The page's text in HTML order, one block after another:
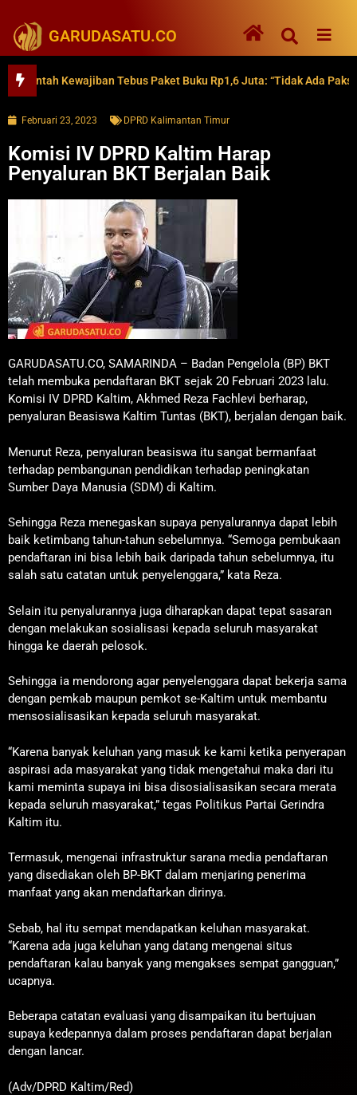
GARUDASATU.CO
Kewajiban Tebus Paket Buku Rp1,6 Juta: “Tidak Ada Paksaan”
Februari 23, 2023 DPRD Kalimantan Timur
Komisi IV DPRD Kaltim Harap
Penyaluran BKT Berjalan Baik
GARUDASATU.CO, SAMARINDA – Badan Pengelola (BP) BKT
telah membuka pendaftaran BKT sejak 20 Februari 2023 lalu.
Komisi IV DPRD Kaltim, Akhmed Reza Fachlevi berharap,
penyaluran Beasiswa Kaltim Tuntas (BKT), berjalan dengan baik.
Menurut Reza, penyaluran beasiswa itu sangat bermanfaat
terhadap pembangunan pendidikan terhadap peningkatan
Sumber Daya Manusia (SDM) di Kaltim.
Sehingga Reza menegaskan supaya penyalurannya dapat lebih
baik ketimbang tahun-tahun sebelumnya. “Semoga pembukaan
pendaftaran ini bisa lebih baik daripada tahun sebelumnya, itu
salah satu catatan untuk penyelenggara,” kata Reza.
Selain itu penyalurannya juga diharapkan dapat tepat sasaran
dengan melakukan sosialisasi kepada seluruh masyarakat
hingga ke daerah pelosok.
Sehingga ia mendorong agar penyelenggara dapat bekerja sama
dengan pemkab maupun pemkot se-Kaltim untuk membantu
mensosialisasikan kepada seluruh masyarakat.
“Karena banyak keluhan yang masuk ke kami ketika penyerapan
aspirasi ada masyarakat yang tidak mengetahui maka dari itu
kami meminta supaya ini bisa disosialisasikan secara merata
kepada seluruh masyarakat,” tegas Politikus Partai Gerindra
Kaltim itu.
Termasuk, mengenai infrastruktur sarana media pendaftaran
yang disediakan oleh BP-BKT dalam menjaring penerima
manfaat yang akan mendaftarkan dirinya.
Sebab, hal itu sempat mendapatkan keluhan masyarakat.
“Karena ada juga keluhan yang datang mengenai situs
pendaftaran kalau banyak yang mengakses sempat gangguan,”
ucapnya.
Beberapa catatan evaluasi yang disampaikan itu bertujuan
supaya kedepannya dalam proses pendaftaran dapat berjalan
dengan lancar.
(Adv/DPRD Kaltim/Red)